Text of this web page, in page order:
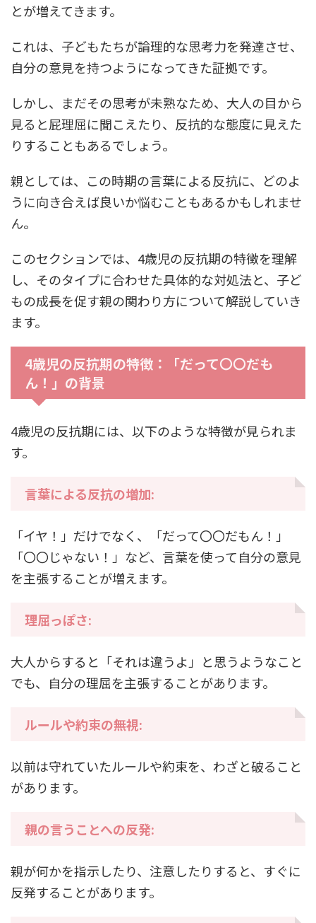
とが増えてきます。
これは、子どもたちが論理的な思考力を発達させ、
自分の意見を持つようになってきた証拠です。
しかし、まだその思考が未熟なため、大人の目から
見ると屁理屈に聞こえたり、反抗的な態度に見えた
りすることもあるでしょう。
親としては、この時期の言葉による反抗に、どのよ
うに向き合えば良いか悩むこともあるかもしれませ
ん。
このセクションでは、4歳児の反抗期の特徴を理解
し、そのタイプに合わせた具体的な対処法と、子ど
もの成長を促す親の関わり方について解説していき
ます。
4歳児の反抗期の特徴：「だって〇〇だも
ん！」の背景
4歳児の反抗期には、以下のような特徴が見られま
す。
言葉による反抗の増加:
「イヤ！」だけでなく、「だって〇〇だもん！」
「〇〇じゃない！」など、言葉を使って自分の意見
を主張することが増えます。
理屈っぽさ:
大人からすると「それは違うよ」と思うようなこと
でも、自分の理屈を主張することがあります。
ルールや約束の無視:
以前は守れていたルールや約束を、わざと破ること
があります。
親の言うことへの反発:
親が何かを指示したり、注意したりすると、すぐに
反発することがあります。